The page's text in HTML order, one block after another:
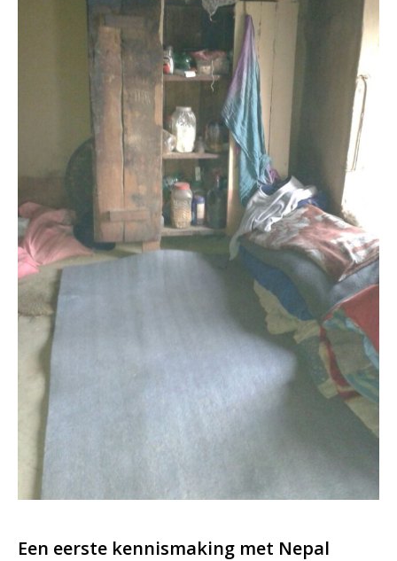
Een eerste kennismaking met Nepal